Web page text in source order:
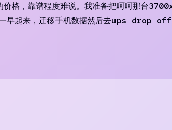
格，靠谱程度难说。我准备把呵呵那台
早起来，迁移手机数据然后去ups drop off